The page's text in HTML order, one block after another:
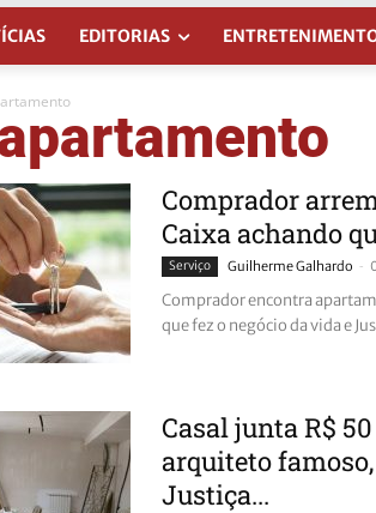
EDITORIAS
Comprador
Caixa achando
Serviço Guilherme Galhardo -
Comprador encontra
que fez o negócio da vida e
Casal junta R$
arquiteto
Justiça...